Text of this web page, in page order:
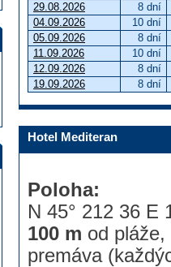
29.08.2026
8 dní
04.09.2026
10 dní
05.09.2026
8 dní
11.09.2026
10 dní
12.09.2026
8 dní
19.09.2026
8 dní
Hotel Mediteran
Poloha:
N 45° 212
100 m od
premáva